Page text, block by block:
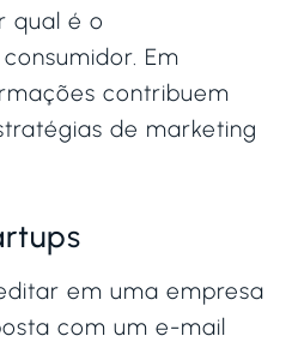
qual é o
Em
contribuem
de marketing
em uma empresa
com um e-mail